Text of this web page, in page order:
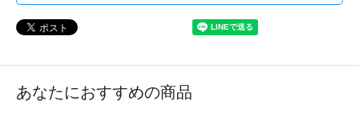
あなたにおすすめの商品